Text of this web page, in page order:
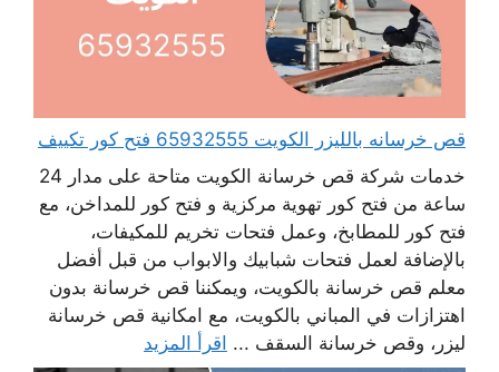
قص خرسانه بالليزر الكويت 65932555 فتح كور تكييف
خدمات شركة قص خرسانة الكويت متاحة على مدار 24
ساعة من فتح كور تهوية مركزية و فتح كور للمداخن، مع
فتح كور للمطابخ، وعمل فتحات تخريم للمكيفات،
بالإضافة لعمل فتحات شبابيك والابواب من قبل أفضل
معلم قص خرسانة بالكويت، ويمكننا قص خرسانة بدون
اهتزازات في المباني بالكويت، مع امكانية قص خرسانة
ليزر، وقص خرسانة السقف ... اقرأ المزيد